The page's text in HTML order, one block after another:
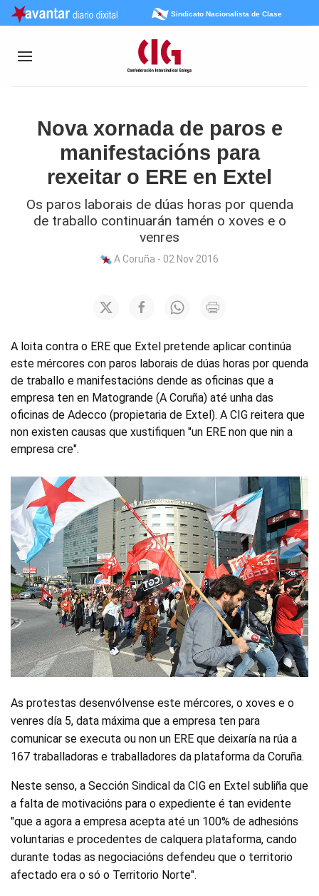
Sindicato Nacionalista de Clase
Nova xornada de paros e
manifestacións para
rexeitar o ERE en Extel
Os paros laborais de dúas horas por quenda
de traballo continuarán tamén o xoves e o
venres
A Coruña - 02 Nov 2016
A loita contra o ERE que Extel pretende aplicar continúa
este mércores con paros laborais de dúas horas por quenda
de traballo e manifestacións dende as oficinas que a
empresa ten en Matogrande (A Coruña) até unha das
oficinas de Adecco (propietaria de Extel). A CIG reitera que
non existen causas que xustifiquen "un ERE non que nin a
empresa cre".
As protestas desenvólvense este mércores, o xoves e o
venres día 5, data máxima que a empresa ten para
comunicar se executa ou non un ERE que deixaría na rúa a
167 traballadoras e traballadores da plataforma da Coruña.
Neste senso, a Sección Sindical da CIG en Extel subliña que
a falta de motivacións para o expediente é tan evidente
"que a agora a empresa acepta até un 100% de adhesións
voluntarias e procedentes de calquera plataforma, cando
durante todas as negociacións defendeu que o territorio
afectado era o só o Territorio Norte".